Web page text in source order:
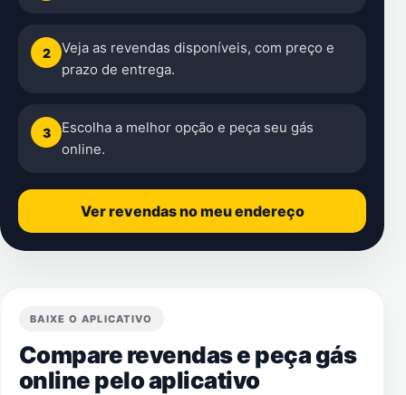
2
Veja as revendas disponíveis, com preço e
prazo de entrega.
3
Escolha a melhor opção e peça seu gás
online.
Ver revendas no meu endereço
BAIXE O APLICATIVO
Compare revendas e peça gás
online pelo aplicativo